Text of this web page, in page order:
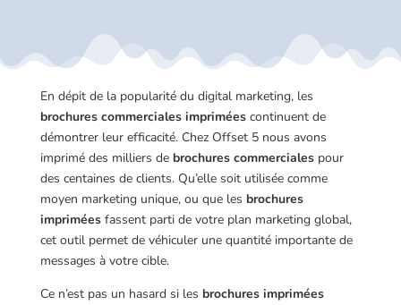
En dépit de la popularité du digital marketing, les
brochures commerciales impriméescontinuent de
démontrer leur efficacité. Chez Offset 5 nous avons
imprimé des milliers de brochures commercialespour
des centaines de clients. Qu’elle soit utilisée comme
moyen marketing unique, ou que les brochures
impriméesfassent parti de votre plan marketing global,
cet outil permet de véhiculer une quantité importante de
messages à votre cible.
Ce n’est pas un hasard si les brochures imprimées